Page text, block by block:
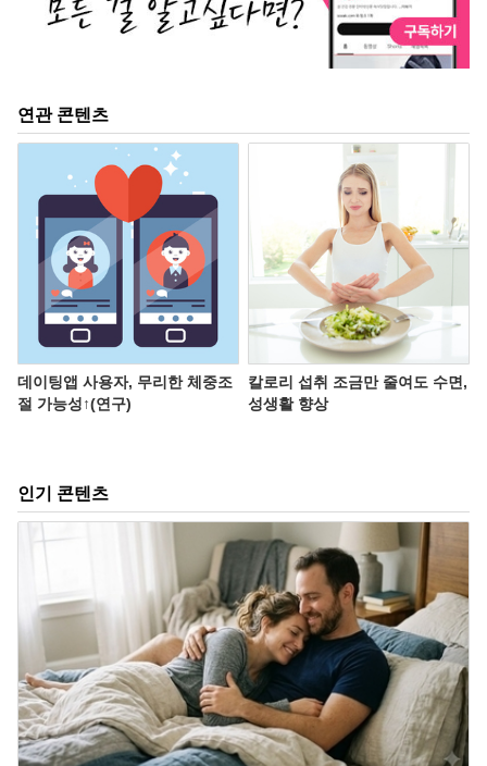
연관 콘텐츠
데이팅앱 사용자, 무리한 체중조
절 가능성↑(연구)
칼로리 섭취 조금만 줄여도 수면,
성생활 향상
인기 콘텐츠